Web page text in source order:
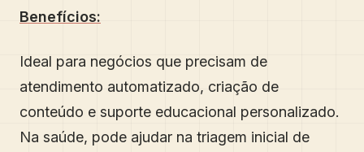
Benefícios:
Ideal para negócios que precisam de
atendimento automatizado, criação de
conteúdo e suporte educacional personalizado.
Na saúde, pode ajudar na triagem inicial de